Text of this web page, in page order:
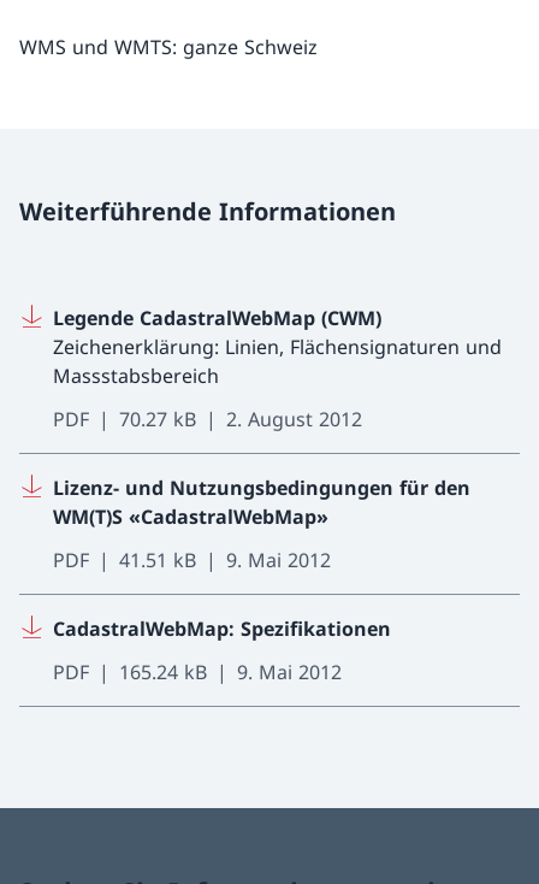
WMS und WMTS: ganze Schweiz
Weiterführende Informationen
Legende CadastralWebMap (CWM)
Zeichenerklärung: Linien, Flächensignaturen und
Massstabsbereich
PDF
70.27 kB 2. August 2012
Lizenz- und Nutzungsbedingungen für den
WM(T)S «CadastralWebMap»
PDF
41.51 kB 9. Mai 2012
CadastralWebMap: Spezifikationen
PDF
165.24 kB 9. Mai 2012